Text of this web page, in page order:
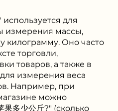
используется для
измерения массы,
килограмму. Оно часто
торговли,
товаров, а также в
измерения веса
Например, при
можно
多少公斤?" (сколько